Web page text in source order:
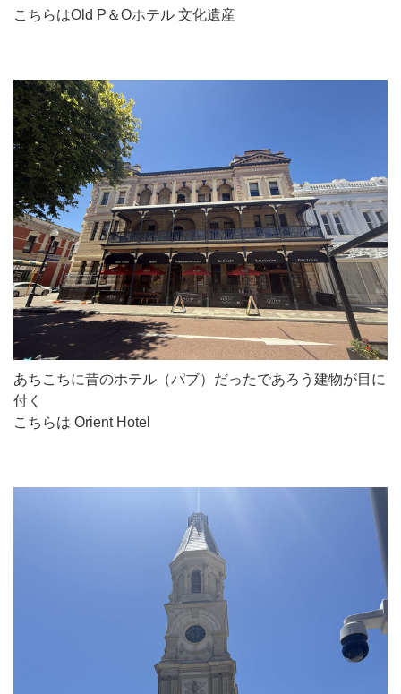
こちらはOld P＆Oホテル 文化遺産
あちこちに昔のホテル（パブ）だったであろう建物が目に
付く
こちらは Orient Hotel